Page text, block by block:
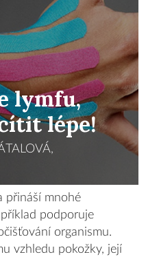
lymfu,
lépe!
přináší mnohé
podporuje
organismu.
vzhledu pokožky, její